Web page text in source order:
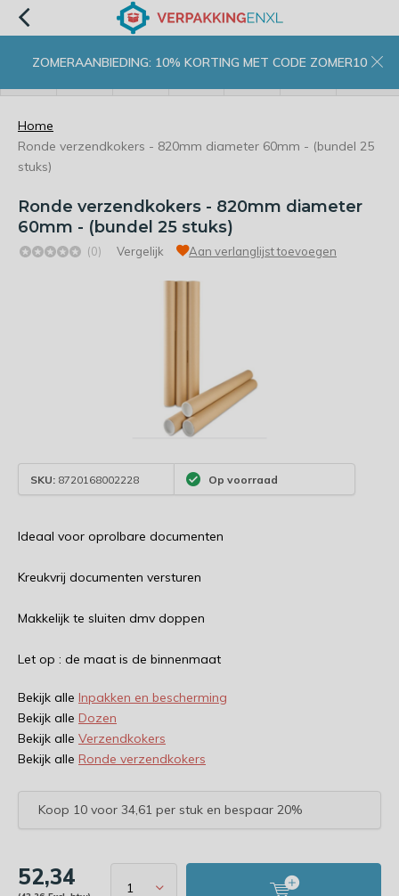
ZOMERAANBIEDING: 10% KORTING MET CODE ZOMER10
Home
Ronde verzendkokers - 820mm diameter 60mm - (bundel 25
stuks)
Ronde verzendkokers - 820mm diameter
60mm - (bundel 25 stuks)
(0) Vergelijk Aan verlanglijst toevoegen
SKU: 8720168002228 Op voorraad
Ideaal voor oprolbare documenten
Kreukvrij documenten versturen
Makkelijk te sluiten dmv doppen
Let op : de maat is de binnenmaat
Bekijk alle Inpakken en bescherming
Bekijk alle Dozen
Bekijk alle Verzendkokers
Bekijk alle Ronde verzendkokers
Koop 10 voor 34,61 per stuk en bespaar 20%
52,34